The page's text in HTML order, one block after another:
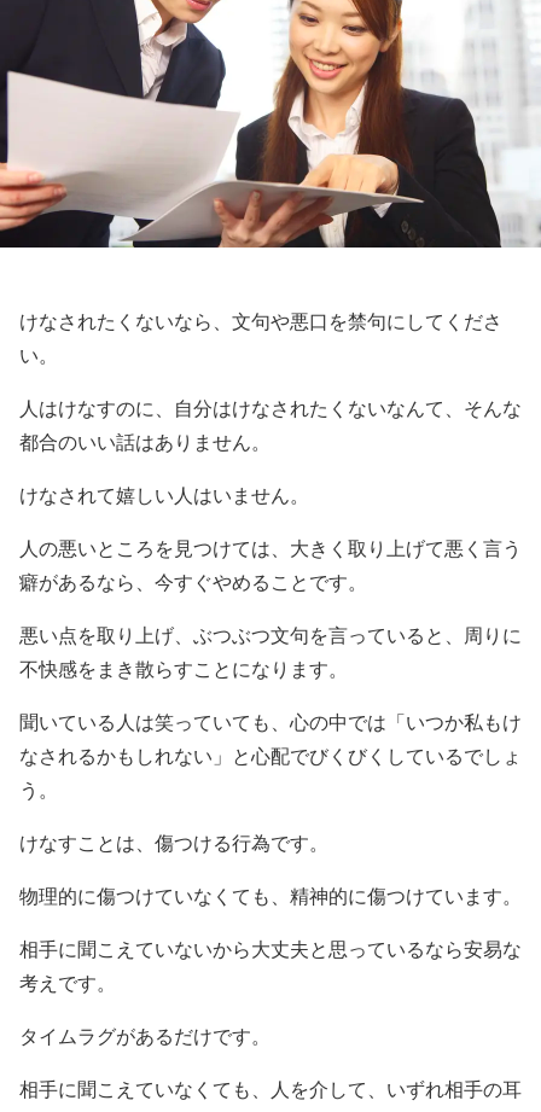
けなされたくないなら、文句や悪口を禁句にしてくださ
い。
人はけなすのに、自分はけなされたくないなんて、そんな
都合のいい話はありません。
けなされて嬉しい人はいません。
人の悪いところを見つけては、大きく取り上げて悪く言う
癖があるなら、今すぐやめることです。
悪い点を取り上げ、ぶつぶつ文句を言っていると、周りに
不快感をまき散らすことになります。
聞いている人は笑っていても、心の中では「いつか私もけ
なされるかもしれない」と心配でびくびくしているでしょ
う。
けなすことは、傷つける行為です。
物理的に傷つけていなくても、精神的に傷つけています。
相手に聞こえていないから大丈夫と思っているなら安易な
考えです。
タイムラグがあるだけです。
相手に聞こえていなくても、人を介して、いずれ相手の耳